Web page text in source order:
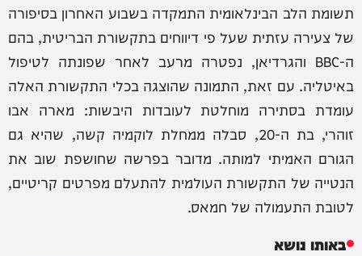
תשומת הלב הבינלאומית התמקדה בשבוע האחרון בסיפורה
של צעירה עזתית שעל פי דיווחים בתקשורת הבריטית, בהם
ה-BBC והגרדיאן, נפטרה מרעב לאחר שפונתה לטיפול
באיטליה. עם זאת, התמונה שהוצגה בכלי התקשורת האלה
עומדת בסתירה מוחלטת לעובדות היבשות: מארה אבו
זוהרי, בת ה-20, סבלה ממחלת לוקמיה קשה, שהיא גם
הגורם האמיתי למותה. מדובר בפרשה שחושפת שוב את
הנטייה של התקשורת העולמית להתעלם מפרטים קריטיים,
לטובת התעמולה של חמאס.
באותו נושא